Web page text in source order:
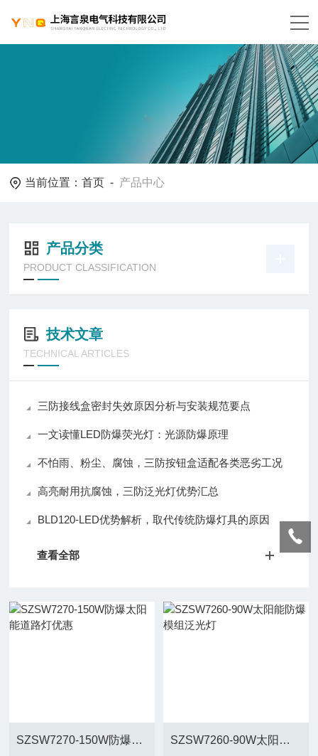
当前位置：首页 - 产品中心
产品分类
PRODUCT CLASSIFICATION
技术文章
TECHNICAL ARTICLES
三防接线盒密封失效原因分析与安装规范要点
一文读懂LED防爆荧光灯：光源防爆原理
不怕雨、粉尘、腐蚀，三防按钮盒适配各类恶劣工况
高亮耐用抗腐蚀，三防泛光灯优势汇总
BLD120-LED优势解析，取代传统防爆灯具的原因
查看全部
SZSW7270-150W防爆太阳能道路灯优惠 SZSW7260-90W太阳能防爆模组泛光灯